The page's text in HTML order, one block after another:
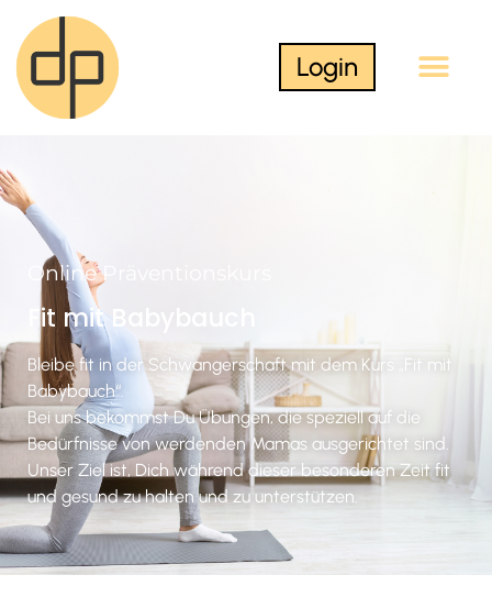
Login
Online Präventionskurs
Fit mit Babybauch
Bleibe fit in der Schwangerschaft mit dem Kurs „Fit mit
Babybauch“.
Bei uns bekommst Du Übungen, die speziell auf die
Bedürfnisse von werdenden Mamas ausgerichtet sind.
Unser Ziel ist, Dich während dieser besonderen Zeit fit
und gesund zu halten und zu unterstützen.